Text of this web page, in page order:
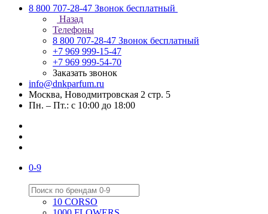
8 800 707-28-47 Звонок бесплатный
Назад
Телефоны
8 800 707-28-47 Звонок бесплатный
+7 969 999-15-47
+7 969 999-54-70
Заказать звонок
info@dnkparfum.ru
Москва, Новодмитровская 2 стр. 5
Пн. – Пт.: с 10:00 до 18:00
0-9
10 CORSO